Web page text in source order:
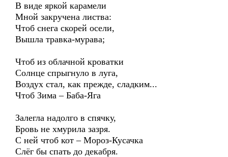
В виде яркой карамели
Мной закручена листва:
Чтоб снега скорей осели,
Вышла травка-мурава;
Чтоб из облачной кроватки
Солнце спрыгнуло в луга,
Воздух стал, как прежде, сладким...
Чтоб Зима – Баба-Яга
Залегла надолго в спячку,
Бровь не хмурила зазря.
С ней чтоб кот – Мороз-Кусачка
Слёг бы спать до декабря.